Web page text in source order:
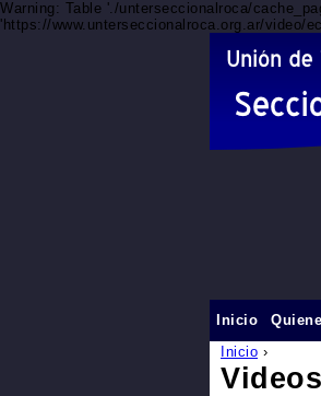
Warning: Table './unterseccionalroca/
'https://www.unterseccionalroca.org.ar/video/
Inicio ›
Videos
Inicio